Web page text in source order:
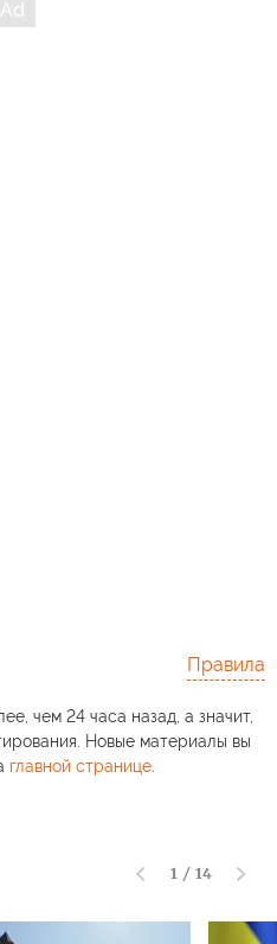
Правила
чем 24 часа назад, а значит,
Новые материалы вы
главной странице.
1 / 14